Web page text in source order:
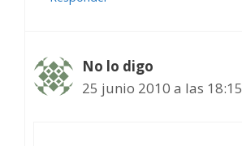
No lo digo
25 junio 2010 a las 18:15